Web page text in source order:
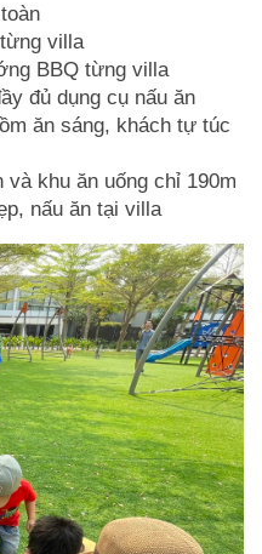
villa
BBQ từng villa
đủ dụng cụ nấu ăn
ăn sáng, khách tự túc
và khu ăn uống chỉ 190m
nấu ăn tại villa